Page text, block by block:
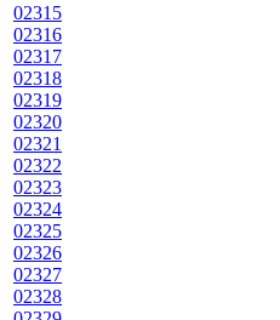
02315
02316
02317
02318
02319
02320
02321
02322
02323
02324
02325
02326
02327
02328